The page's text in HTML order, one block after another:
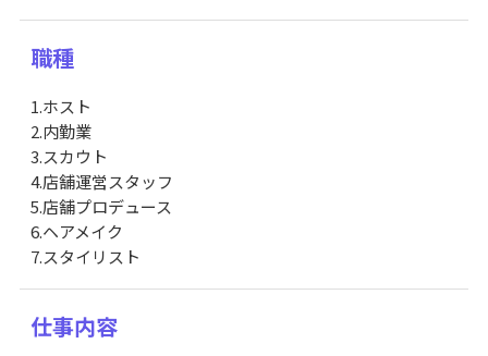
職種
1.ホスト
2.内勤業
3.スカウト
4.店舗運営スタッフ
5.店舗プロデュース
6.ヘアメイク
7.スタイリスト
仕事内容